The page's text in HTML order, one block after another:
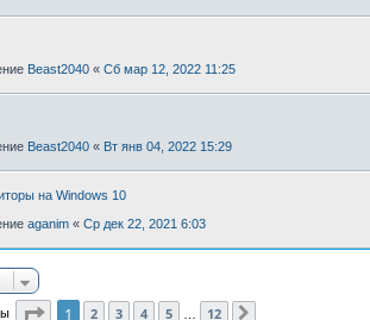
Beast2040 « Сб мар 12, 2022 11:25
Beast2040 « Вт янв 04, 2022 15:29
на Windows 10
aganim « Ср дек 22, 2021 6:03
Страница1 из
1 2 3 4 5 12